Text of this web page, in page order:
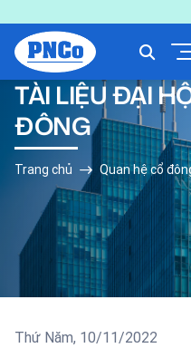
TÀI LIỆU ĐẠI
ĐÔNG
Trang chủ Quan hệ cổ
Thứ Năm, 10/11/2022